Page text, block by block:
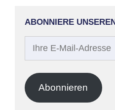
ABONNIERE
Adresse
Abonnieren